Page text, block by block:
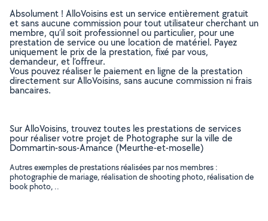
Absolument ! AlloVoisins est un service entièrement gratuit
et sans aucune commission pour tout utilisateur cherchant un
membre, qu’il soit professionnel ou particulier, pour une
prestation de service ou une location de matériel. Payez
uniquement le prix de la prestation, fixé par vous,
demandeur, et l’offreur.
Vous pouvez réaliser le paiement en ligne de la prestation
directement sur AlloVoisins, sans aucune commission ni frais
bancaires.
Sur AlloVoisins, trouvez toutes les prestations de services
pour réaliser votre projet de Photographe sur la ville de
Dommartin-sous-Amance (Meurthe-et-moselle)
Autres exemples de prestations réalisées par nos membres :
photographie de mariage, réalisation de shooting photo, réalisation de
book photo, ..